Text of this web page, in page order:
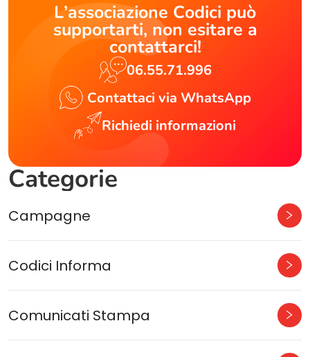
L’associazione Codici può
supportarti, non esitare a
contattarci!
06.55.71.996
Contattaci via WhatsApp
Richiedi informazioni
Categorie
Campagne
Codici Informa
Comunicati Stampa